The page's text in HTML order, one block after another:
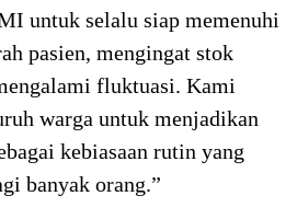
untuk selalu siap memenuhi
pasien, mengingat stok
fluktuasi. Kami
warga untuk menjadikan
kebiasaan rutin yang
banyak orang.”